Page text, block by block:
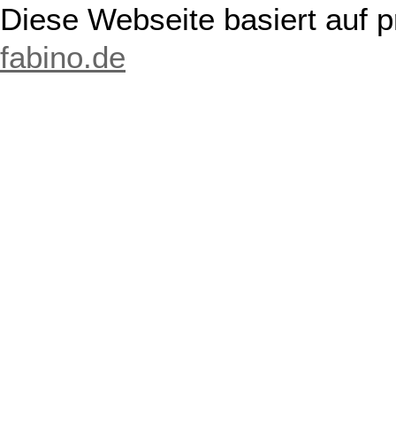
Diese Webseite basiert auf
fabino.de